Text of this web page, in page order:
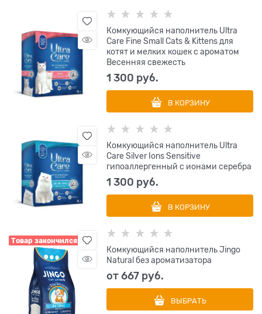
Комкующийся наполнитель Ultra
Care Fine Small Cats & Kittens для
котят и мелких кошек с ароматом
Весенняя свежесть
1 300 руб.
В КОРЗИНУ
Комкующийся наполнитель Ultra
Care Silver Ions Sensitive
гипоаллергенный с ионами серебра
1 300 руб.
В КОРЗИНУ
Товар закончился
Комкующийся наполнитель Jingo
Natural без ароматизатора
от667 руб.
ВЫБРАТЬ